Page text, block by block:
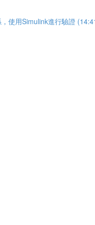
使用Simulink進行驗證